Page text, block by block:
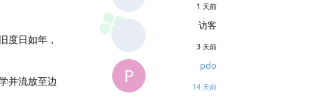
1 天前
访客
3 天前
P pdo
14 天前
度日如年，
并流放至边